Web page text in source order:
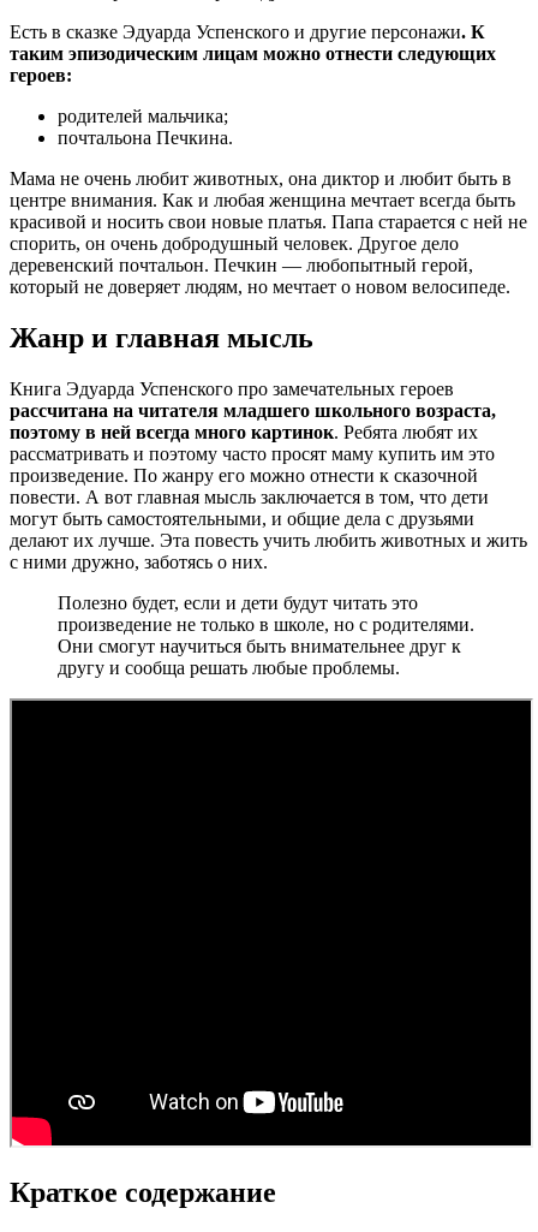
Есть в сказке Эдуарда Успенского и другие персонажи. К
таким эпизодическим лицам можно отнести следующих
героев:
родителей мальчика;
почтальона Печкина.
Мама не очень любит животных, она диктор и любит быть в
центре внимания. Как и любая женщина мечтает всегда быть
красивой и носить свои новые платья. Папа старается с ней не
спорить, он очень добродушный человек. Другое дело
деревенский почтальон. Печкин — любопытный герой,
который не доверяет людям, но мечтает о новом велосипеде.
Жанр и главная мысль
Книга Эдуарда Успенского про замечательных героев
рассчитана на читателя младшего школьного возраста,
поэтому в ней всегда много картинок. Ребята любят их
рассматривать и поэтому часто просят маму купить им это
произведение. По жанру его можно отнести к сказочной
повести. А вот главная мысль заключается в том, что дети
могут быть самостоятельными, и общие дела с друзьями
делают их лучше. Эта повесть учить любить животных и жить
с ними дружно, заботясь о них.
Полезно будет, если и дети будут читать это
произведение не только в школе, но с родителями.
Они смогут научиться быть внимательнее друг к
другу и сообща решать любые проблемы.
Краткое содержание